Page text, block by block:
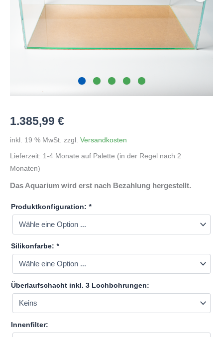
1.385,99 €
inkl. 19 % MwSt. zzgl. Versandkosten
Lieferzeit: 1-4 Monate auf Palette (in der Regel nach 2
Monaten)
Das Aquarium wird erst nach Bezahlung hergestellt.
Produktkonfiguration: *
Silikonfarbe: *
Überlaufschacht inkl. 3 Lochbohrungen:
Innenfilter: